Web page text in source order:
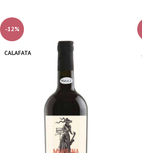
-12%
CALAFATA